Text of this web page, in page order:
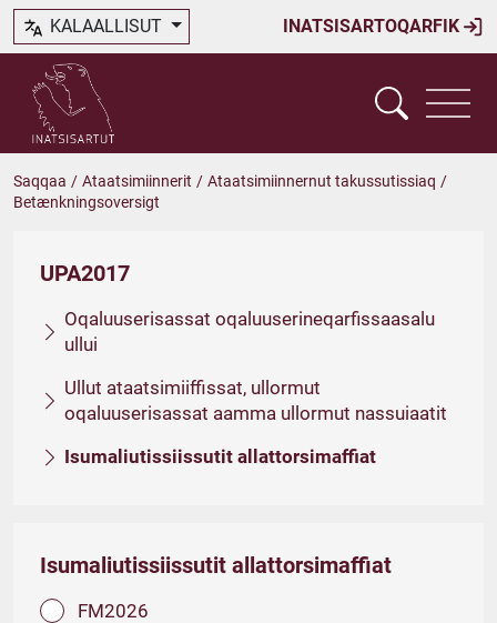
INATSISARTOQARFIK
KALAALLISUT
Saqqaa / Ataatsimiinnerit / Ataatsimiinnernut takussutissiaq /
Betænkningsoversigt
UPA2017
Oqaluuserisassat oqaluuserineqarfissaasalu
ullui
Ullut ataatsimiiffissat, ullormut
oqaluuserisassat aamma ullormut nassuiaatit
Isumaliutissiissutit allattorsimaffiat
Isumaliutissiissutit allattorsimaffiat
FM2026